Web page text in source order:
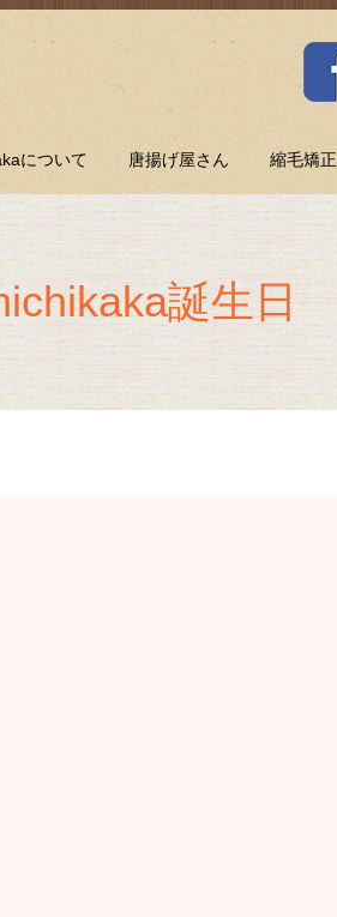
について 唐揚げ屋さん 縮毛矯正
誕生日